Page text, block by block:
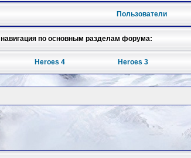
Пользователи
по основным разделам форума:
Heroes 4 Heroes 3